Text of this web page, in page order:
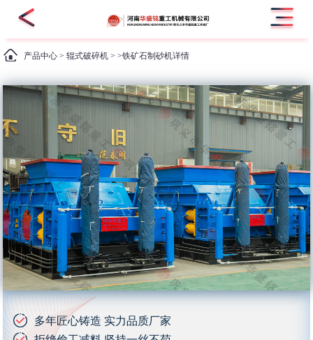
产品中心 >辊式破碎机 > >铁矿石制砂机详情
多年匠心铸造 实力品质厂家